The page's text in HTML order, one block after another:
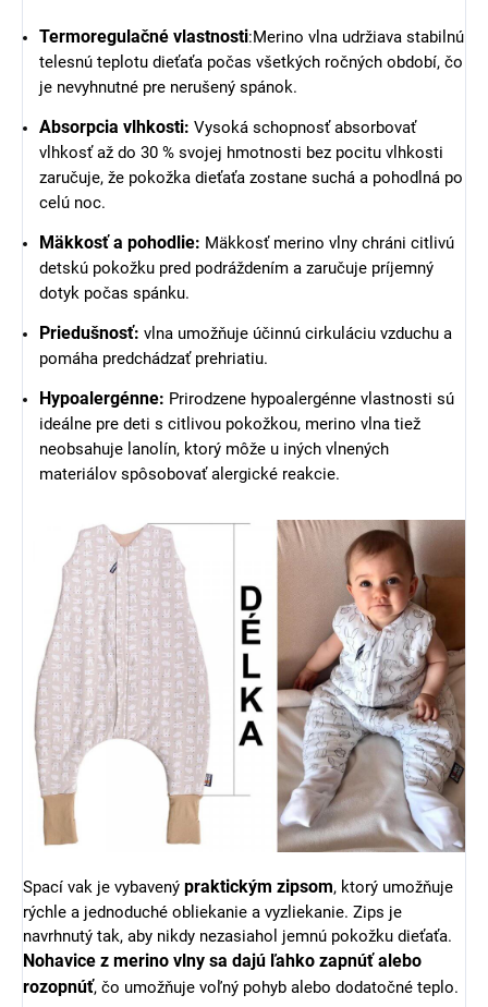
Termoregulačné vlastnosti:Merino vlna udržiava stabilnú
telesnú teplotu dieťaťa počas všetkých ročných období, čo
je nevyhnutné pre nerušený spánok.
Absorpcia vlhkosti: Vysoká schopnosť absorbovať
vlhkosť až do 30 % svojej hmotnosti bez pocitu vlhkosti
zaručuje, že pokožka dieťaťa zostane suchá a pohodlná po
celú noc.
Mäkkosť a pohodlie: Mäkkosť merino vlny chráni citlivú
detskú pokožku pred podráždením a zaručuje príjemný
dotyk počas spánku.
Priedušnosť: vlna umožňuje účinnú cirkuláciu vzduchu a
pomáha predchádzať prehriatiu.
Hypoalergénne: Prirodzene hypoalergénne vlastnosti sú
ideálne pre deti s citlivou pokožkou, merino vlna tiež
neobsahuje lanolín, ktorý môže u iných vlnených
materiálov spôsobovať alergické reakcie.
Spací vak je vybavený praktickým zipsom, ktorý umožňuje
rýchle a jednoduché obliekanie a vyzliekanie. Zips je
navrhnutý tak, aby nikdy nezasiahol jemnú pokožku dieťaťa.
Nohavice z merino vlny sa dajú ľahko zapnúť alebo
rozopnúť, čo umožňuje voľný pohyb alebo dodatočné teplo.